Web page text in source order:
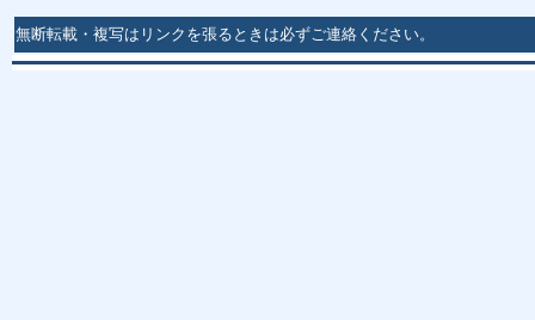
無断転載・複写はリンクを張るときは必ずご連絡ください。